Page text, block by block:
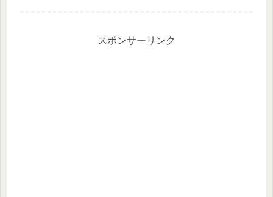
スポンサーリンク